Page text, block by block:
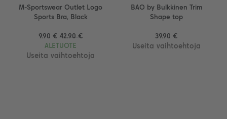
M-Sportswear Outlet Logo
Sports Bra, Black
9.90 € 42.90 €
ALETUOTE
Useita vaihtoehtoja
BAO by Bulkkinen Trim
Shape top
39.90 €
Useita vaihtoehtoja